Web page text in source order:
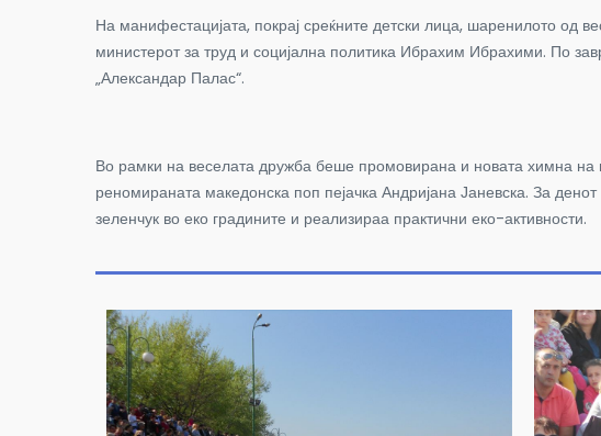
На манифестацијата, покрај среќните детски лица, шаренилото од
министерот за труд и социјална политика Ибрахим Ибрахими. По
„Александар Палас“.
Во рамки на веселата дружба беше промовирана и новата химна на
реномираната македонска поп пејачка Андријана Јаневска. За
зеленчук во еко градините и реализираа практични еко-активности.